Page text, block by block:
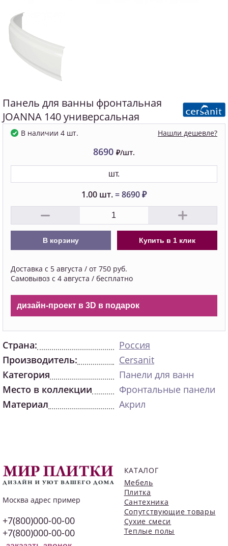
Панель для ванны фронтальная
JOANNA 140 универсальная
Страна:
Россия
Производитель:
Cersanit
Категория
Панели для ванн
Место в коллекции
Фронтальные панели
Материал
Акрил
В наличии 4 шт. Нашли дешевле?
8690 ₽/шт.
шт.
1.00 шт.=8690₽
В корзину Купить в 1 клик
Доставка с 5 августа / от 750 руб.
Самовывоз с 4 августа / бесплатно
дизайн-проект в 3D в подарок
Москва адрес пример
+7(800)000-00-00
+7(800)000-00-00
КАТАЛОГ
Мебель
Плитка
Сантехника
Сопутствующие товары
Сухие смеси
Теплые полы